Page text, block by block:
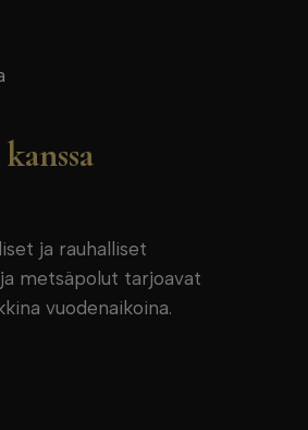
ja rauhalliset
metsäpolut tarjoavat
vuodenaikoina.